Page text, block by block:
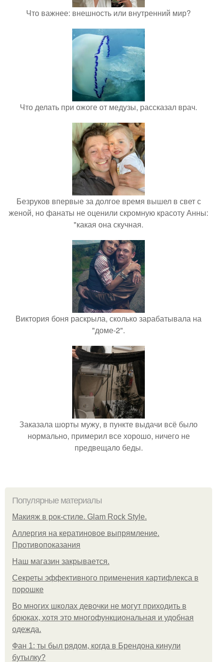
Что важнее: внешность или внутренний мир?
Что делать при ожоге от медузы, рассказал врач.
Безруков впервые за долгое время вышел в свет с
женой, но фанаты не оценили скромную красоту Анны:
"какая она скучная.
Виктория боня раскрыла, сколько зарабатывала на
"доме-2".
Заказала шорты мужу, в пункте выдачи всё было
нормально, примерил все хорошо, ничего не
предвещало беды.
Популярные материалы
Макияж в рок-стиле. Glam Rock Style.
Аллергия на кератиновое выпрямление.
Противопоказания
Нaш магaзин зaкрывaeтся.
Секреты эффективного применения картифлекса в
порошке
Во многих школах девочки не могут приходить в
брюках, хотя это многофункциональная и удобная
одежда.
Фан 1: ты был рядом, когда в Брендона кинули
бутылку?